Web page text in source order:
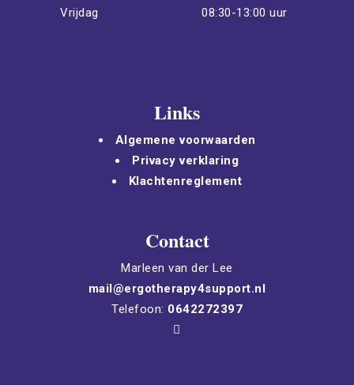
Vrijdag
08:30-13:00 uur
Links
Algemene voorwaarden
Privacy verklaring
Klachtenreglement
Contact
Marleen van der Lee
mail@ergotherapy4support.nl
Telefoon: 0642272397